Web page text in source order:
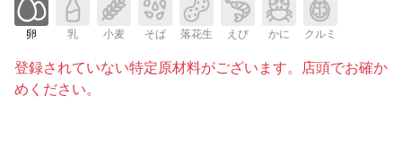
卵 乳 小麦 そば 落花生 えび かに クルミ
登録されていない特定原材料がございます。店頭でお確か
めください。